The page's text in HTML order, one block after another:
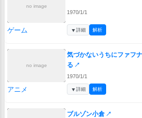
no image
1970/1/1
ゲーム ▼詳細 解析
no image
気づかないうちにファフ
る ↗
1970/1/1
アニメ ▼詳細 解析
ブルゾン小倉 ↗